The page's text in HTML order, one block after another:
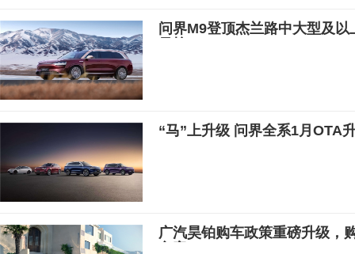
问界M9登顶杰兰路中大型及
“马”上升级 问界全系1月OTA
广汽昊铂购车政策重磅升级，